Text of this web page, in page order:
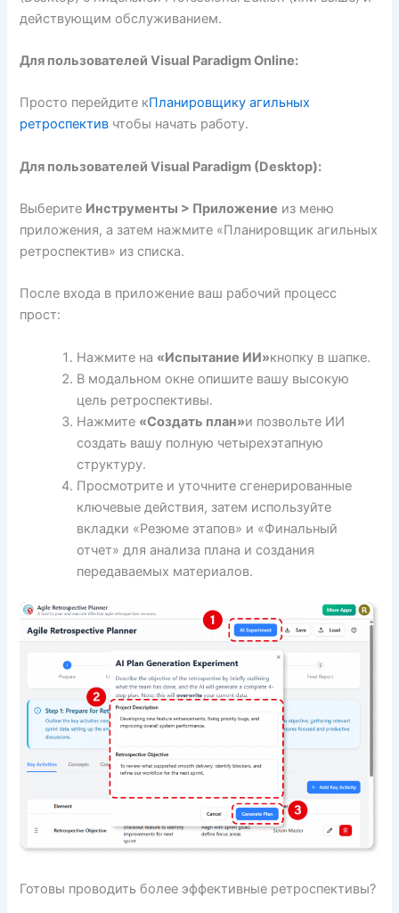
действующим обслуживанием.
Для пользователей Visual Paradigm Online:
Просто перейдите кПланировщику агильных
ретроспектив чтобы начать работу.
Для пользователей Visual Paradigm (Desktop):
Выберите Инструменты > Приложение из меню
приложения, а затем нажмите «Планировщик агильных
ретроспектив» из списка.
После входа в приложение ваш рабочий процесс
прост:
Нажмите на «Испытание ИИ»кнопку в шапке.
В модальном окне опишите вашу высокую
цель ретроспективы.
Нажмите «Создать план»и позвольте ИИ
создать вашу полную четырехэтапную
структуру.
Просмотрите и уточните сгенерированные
ключевые действия, затем используйте
вкладки «Резюме этапов» и «Финальный
отчет» для анализа плана и создания
передаваемых материалов.
Готовы проводить более эффективные ретроспективы?